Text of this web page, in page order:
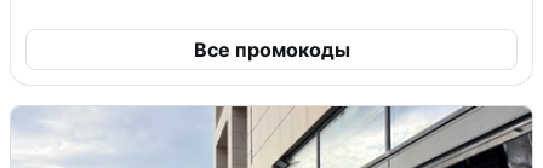
Все промокоды